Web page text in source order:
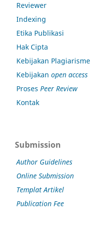
Reviewer
Indexing
Etika Publikasi
Hak Cipta
Kebijakan Plagiarisme
Kebijakan open access
Proses Peer Review
Kontak
Submission
Author Guidelines
Online Submission
Templat Artikel
Publication Fee